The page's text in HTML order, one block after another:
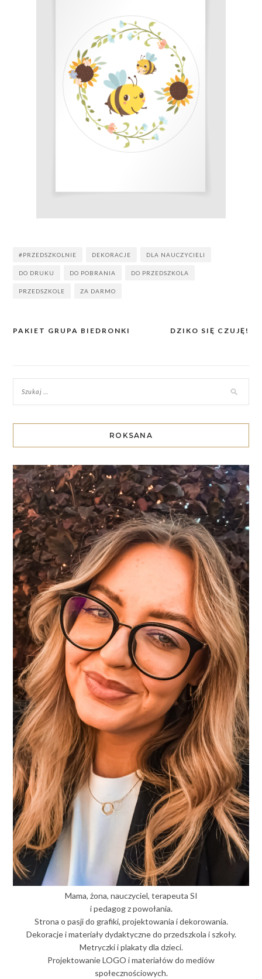
#PRZEDSZKOLNIE DEKORACJE DLA NAUCZYCIELI
DO DRUKU DO POBRANIA DO PRZEDSZKOLA
PRZEDSZKOLE ZA DARMO
Nawigacja
DZIKO SIĘ CZUJĘ!
PAKIET GRUPA BIEDRONKI
ROKSANA
Mama, żona, nauczyciel, terapeuta SI
i pedagog z powołania.
Strona o pasji do grafiki, projektowania i dekorowania.
Dekoracje i materiały dydaktyczne do przedszkola i szkoły.
Metryczki i plakaty dla dzieci.
Projektowanie LOGO i materiałów do mediów
społecznościowych.